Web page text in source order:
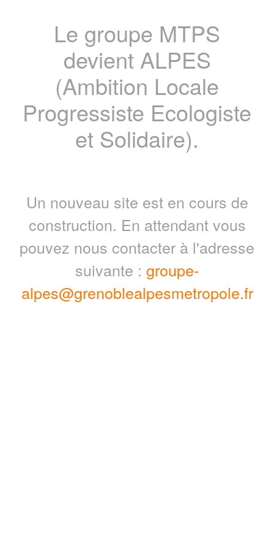
Le groupe MTPS
devient ALPES
(Ambition Locale
Progressiste Ecologiste
et Solidaire).
Un nouveau site est en cours de
construction. En attendant vous
pouvez nous contacter à l'adresse
suivante : groupe-
alpes@grenoblealpesmetropole.fr